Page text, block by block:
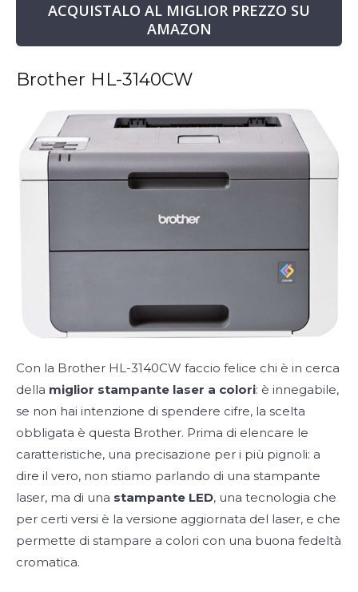
ACQUISTALO AL MIGLIOR PREZZO SU
AMAZON
Brother HL-3140CW
Con la Brother HL-3140CW faccio felice chi è in cerca
della miglior stampante laser a colori: è innegabile,
se non hai intenzione di spendere cifre, la scelta
obbligata è questa Brother. Prima di elencare le
caratteristiche, una precisazione per i più pignoli: a
dire il vero, non stiamo parlando di una stampante
laser, ma di una stampante LED, una tecnologia che
per certi versi è la versione aggiornata del laser, e che
permette di stampare a colori con una buona fedeltà
cromatica.